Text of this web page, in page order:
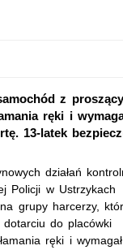
z
ręki i
13-latek
działań
Policji w Ustrzykach
grupy harcerzy,
do placówki
ręki i wymagał